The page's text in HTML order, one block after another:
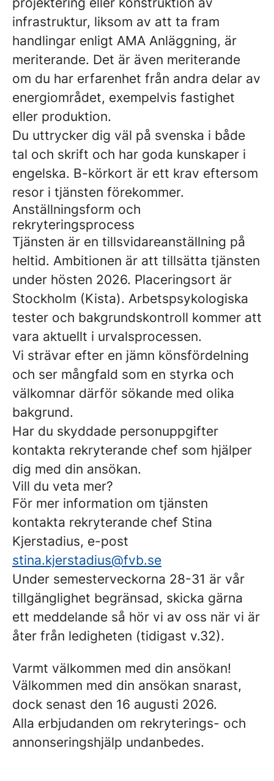
infrastruktur, liksom av att ta fram
handlingar enligt AMA Anläggning, är
meriterande. Det är även meriterande
om du har erfarenhet från andra delar av
energiområdet, exempelvis fastighet
eller produktion.
Du uttrycker dig väl på svenska i både
tal och skrift och har goda kunskaper i
engelska. B-körkort är ett krav eftersom
resor i tjänsten förekommer.
Anställningsform och
rekryteringsprocess
Tjänsten är en tillsvidareanställning på
heltid. Ambitionen är att tillsätta tjänsten
under hösten 2026. Placeringsort är
Stockholm (Kista). Arbetspsykologiska
tester och bakgrundskontroll kommer att
vara aktuellt i urvalsprocessen.
Vi strävar efter en jämn könsfördelning
och ser mångfald som en styrka och
välkomnar därför sökande med olika
bakgrund.
Har du skyddade personuppgifter
kontakta rekryterande chef som hjälper
dig med din ansökan.
Vill du veta mer?
För mer information om tjänsten
kontakta rekryterande chef Stina
Kjerstadius, e-post
stina.kjerstadius@fvb.se
Under semesterveckorna 28-31 är vår
tillgänglighet begränsad, skicka gärna
ett meddelande så hör vi av oss när vi är
åter från ledigheten (tidigast v.32).
Varmt välkommen med din ansökan!
Välkommen med din ansökan snarast,
dock senast den 16 augusti 2026.
Alla erbjudanden om rekryterings- och
annonseringshjälp undanbedes.